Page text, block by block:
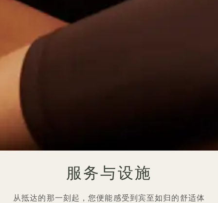
服务与设施
从抵达的那一刻起，您便能感受到宾至如归的舒适体